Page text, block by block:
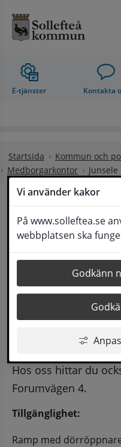
Vi använder kakor
På www.solleftea.se
webbplatsen ska
Godkänn
E-tjänster Kontakta
Startsida
Kommun och
Medborgarkontor
Junsele
Junsele
Medborgarkontor
Medborgarkontoret
medborgare eller
kommunal service
Hos oss hittar du
Forumvägen 4.
Tillgänglighet:
Ramp med